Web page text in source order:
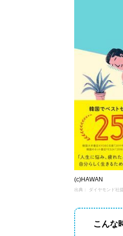
(c)HAWAN
出典： ダイヤモンド社
こんな